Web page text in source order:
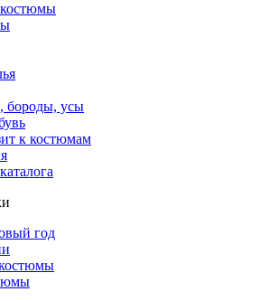
бороды, усы
к костюмам
год